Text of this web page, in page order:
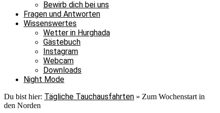
Bewirb dich bei uns
Fragen und Antworten
Wissenswertes
Wetter in Hurghada
Gästebuch
Instagram
Webcam
Downloads
Night Mode
Du bist hier: Tägliche Tauchausfahrten » Zum Wochenstart in
den Norden